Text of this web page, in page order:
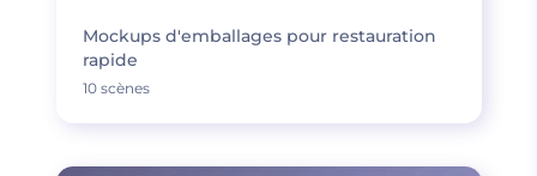
Mockups d'emballages pour restauration
rapide
10 scènes